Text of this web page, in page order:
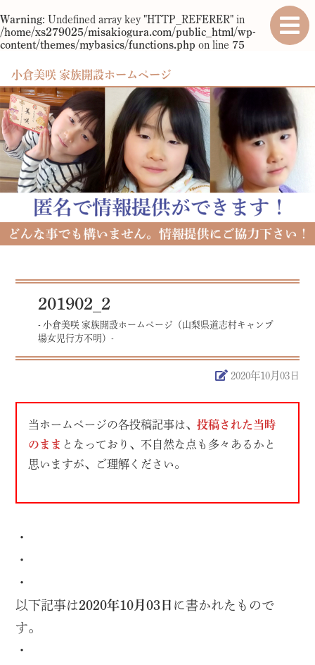
Warning: Undefined array key "HTTP_REFERER" in
/home/xs279025/misakiogura.com/public_html/wp-
content/themes/mybasics/functions.php on line 75
小倉美咲 家族開設ホームページ
201902_2
- 小倉美咲 家族開設ホームページ（山梨県道志村キャンプ
場女児行方不明）-
2020年10月03日
当ホームページの各投稿記事は、投稿された当時
のまま となっており、不自然な点も多々あるかと
思いますが、ご理解ください。
・
・
・
以下記事は2020年10月03日 に書かれたもので
す。
・